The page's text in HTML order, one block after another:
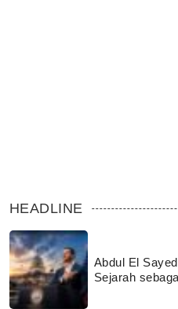
HEADLINE
Abdul El
Sejarah